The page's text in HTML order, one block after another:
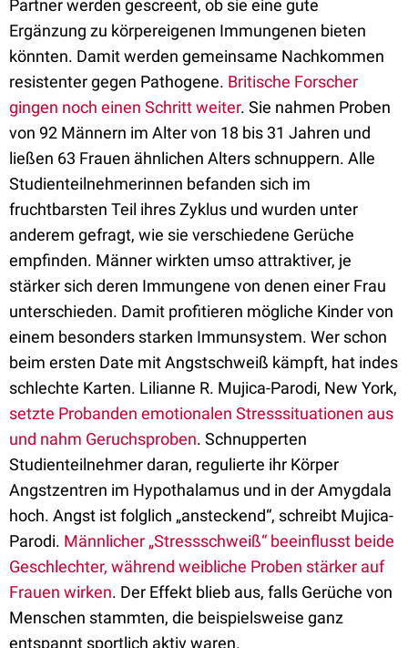
Partner werden gescreent, ob sie eine gute
Ergänzung zu körpereigenen Immungenen bieten
könnten. Damit werden gemeinsame Nachkommen
resistenter gegen Pathogene. Britische Forscher
gingen noch einen Schritt weiter. Sie nahmen Proben
von 92 Männern im Alter von 18 bis 31 Jahren und
ließen 63 Frauen ähnlichen Alters schnuppern. Alle
Studienteilnehmerinnen befanden sich im
fruchtbarsten Teil ihres Zyklus und wurden unter
anderem gefragt, wie sie verschiedene Gerüche
empfinden. Männer wirkten umso attraktiver, je
stärker sich deren Immungene von denen einer Frau
unterschieden. Damit profitieren mögliche Kinder von
einem besonders starken Immunsystem. Wer schon
beim ersten Date mit Angstschweiß kämpft, hat indes
schlechte Karten. Lilianne R. Mujica-Parodi, New York,
setzte Probanden emotionalen Stresssituationen aus
und nahm Geruchsproben. Schnupperten
Studienteilnehmer daran, regulierte ihr Körper
Angstzentren im Hypothalamus und in der Amygdala
hoch. Angst ist folglich „ansteckend“, schreibt Mujica-
Parodi. Männlicher „Stressschweiß“ beeinflusst beide
Geschlechter, während weibliche Proben stärker auf
Frauen wirken. Der Effekt blieb aus, falls Gerüche von
Menschen stammten, die beispielsweise ganz
entspannt sportlich aktiv waren.